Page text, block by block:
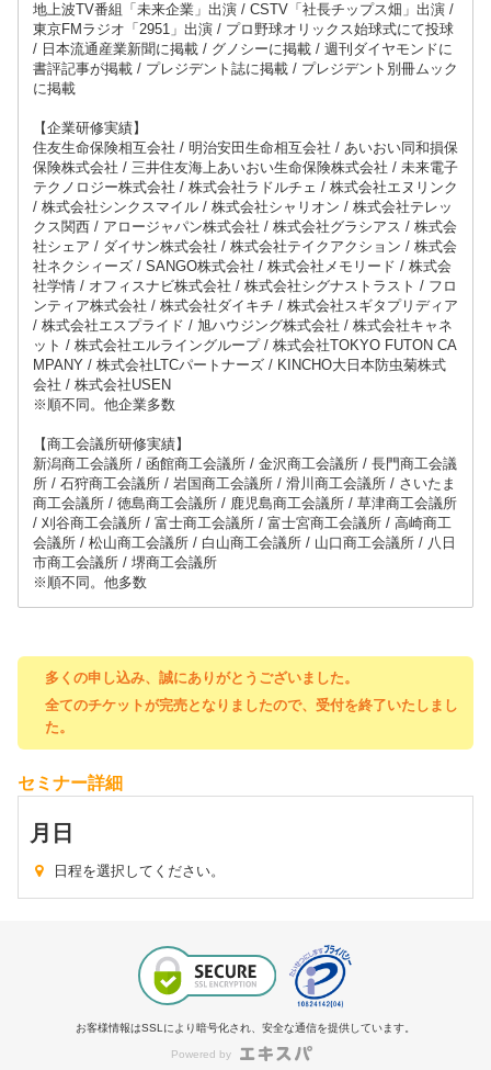
地上波TV番組「未来企業」出演 / CSTV「社長チップス畑」出演 /
東京FMラジオ「2951」出演 / プロ野球オリックス始球式にて投球
/ 日本流通産業新聞に掲載 / グノシーに掲載 / 週刊ダイヤモンドに
書評記事が掲載 / プレジデント誌に掲載 / プレジデント別冊ムック
に掲載
【企業研修実績】
住友生命保険相互会社 / 明治安田生命相互会社 / あいおい同和損保
保険株式会社 / 三井住友海上あいおい生命保険株式会社 / 未来電子
テクノロジー株式会社 / 株式会社ラドルチェ / 株式会社エヌリンク
/ 株式会社シンクスマイル / 株式会社シャリオン / 株式会社テレッ
クス関西 / アロージャパン株式会社 / 株式会社グラシアス / 株式会
社シェア / ダイサン株式会社 / 株式会社テイクアクション / 株式会
社ネクシィーズ / SANGO株式会社 / 株式会社メモリード / 株式会
社学情 / オフィスナビ株式会社 / 株式会社シグナストラスト / フロ
ンティア株式会社 / 株式会社ダイキチ / 株式会社スギタプリディア
/ 株式会社エスプライド / 旭ハウジング株式会社 / 株式会社キャネ
ット / 株式会社エルライングループ / 株式会社TOKYO FUTON CA
MPANY / 株式会社LTCパートナーズ / KINCHO大日本防虫菊株式
会社 / 株式会社USEN
※順不同。他企業多数
【商工会議所研修実績】
新潟商工会議所 / 函館商工会議所 / 金沢商工会議所 / 長門商工会議
所 / 石狩商工会議所 / 岩国商工会議所 / 滑川商工会議所 / さいたま
商工会議所 / 徳島商工会議所 / 鹿児島商工会議所 / 草津商工会議所
/ 刈谷商工会議所 / 富士商工会議所 / 富士宮商工会議所 / 高崎商工
会議所 / 松山商工会議所 / 白山商工会議所 / 山口商工会議所 / 八日
市商工会議所 / 堺商工会議所
※順不同。他多数
多くの申し込み、誠にありがとうございました。
全てのチケットが完売となりましたので、受付を終了いたしまし
た。
セミナー詳細
月 日
日程を選択してください。
お客様情報はSSLにより暗号化され、安全な通信を提供しています。
Powered by